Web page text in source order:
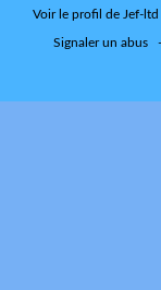
Voir le profil de Jef-ltd
Signaler un abus